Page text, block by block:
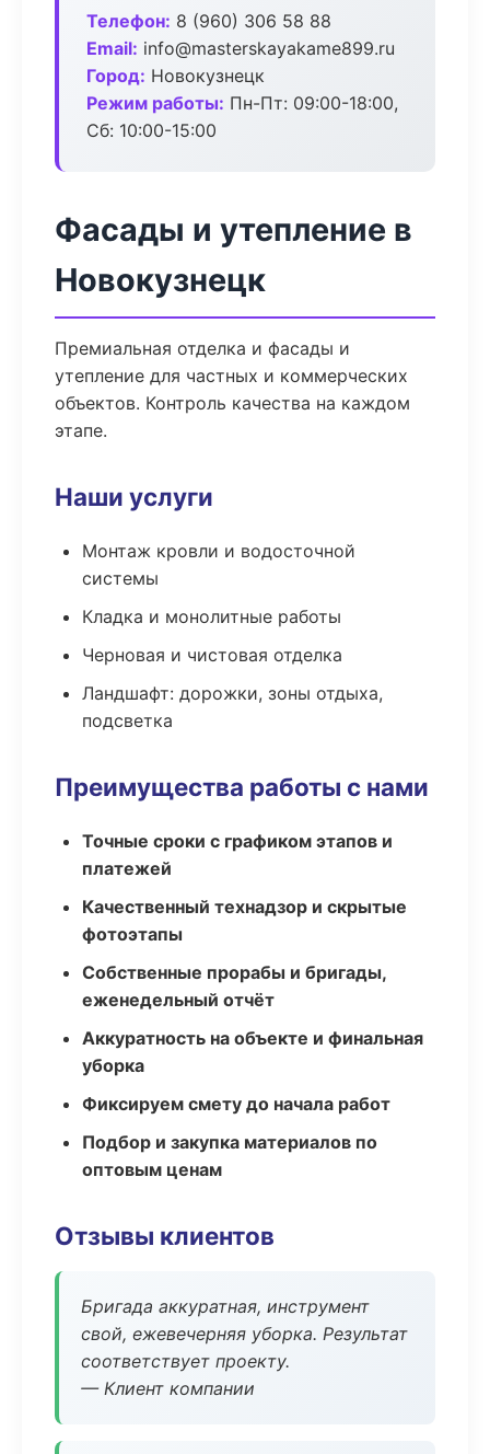
Телефон: 8 (960) 306 58 88
Email: info@masterskayakame899.ru
Город: Новокузнецк
Режим работы: Пн-Пт: 09:00-18:00,
Сб: 10:00-15:00
Фасады и утепление в
Новокузнецк
Премиальная отделка и фасады и
утепление для частных и коммерческих
объектов. Контроль качества на каждом
этапе.
Наши услуги
Монтаж кровли и водосточной
системы
Кладка и монолитные работы
Черновая и чистовая отделка
Ландшафт: дорожки, зоны отдыха,
подсветка
Преимущества работы с нами
Точные сроки с графиком этапов и
платежей
Качественный технадзор и скрытые
фотоэтапы
Собственные прорабы и бригады,
еженедельный отчёт
Аккуратность на объекте и финальная
уборка
Фиксируем смету до начала работ
Подбор и закупка материалов по
оптовым ценам
Отзывы клиентов
Бригада аккуратная, инструмент
свой, ежевечерняя уборка. Результат
соответствует проекту.
— Клиент компании